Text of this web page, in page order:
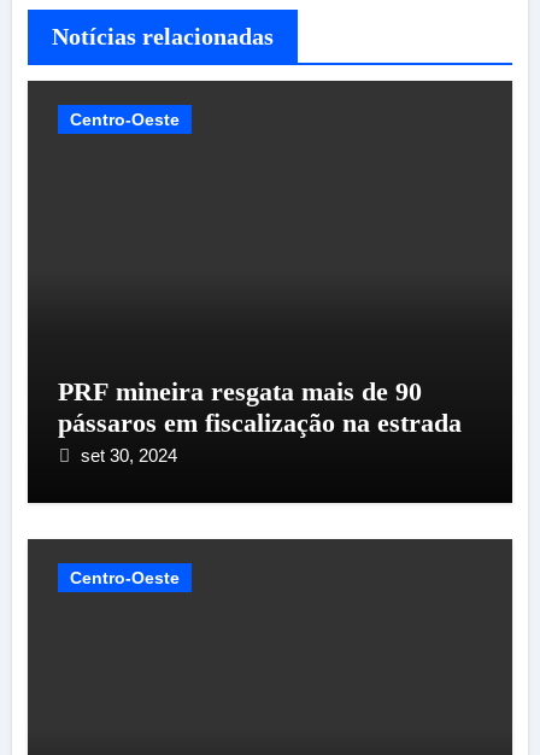
Notícias relacionadas
Centro-Oeste
PRF mineira resgata mais de 90
pássaros em fiscalização na estrada
set 30, 2024
Centro-Oeste